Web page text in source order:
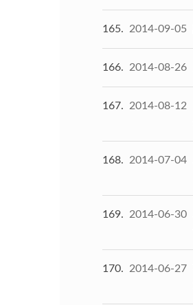
165 2014-09-05
166 2014-08-26
167 2014-08-12
168 2014-07-04
169 2014-06-30
170 2014-06-27